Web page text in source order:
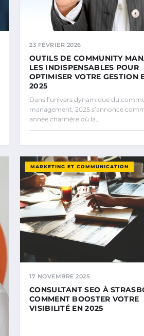
23 FÉVRIER 2026
OUTILS DE COMMUNITY
LES INDISPENSABLES POUR
OPTIMISER VOTRE GESTION
2025
Dans l’univers dynamique du
management, 2025 s’annonce
année charnière où la…
MARKETING ET COMMUNICATION
17 NOVEMBRE 2025
CONSULTANT SEO À
COMMENT BOOSTER VOTRE
VISIBILITÉ EN 2025